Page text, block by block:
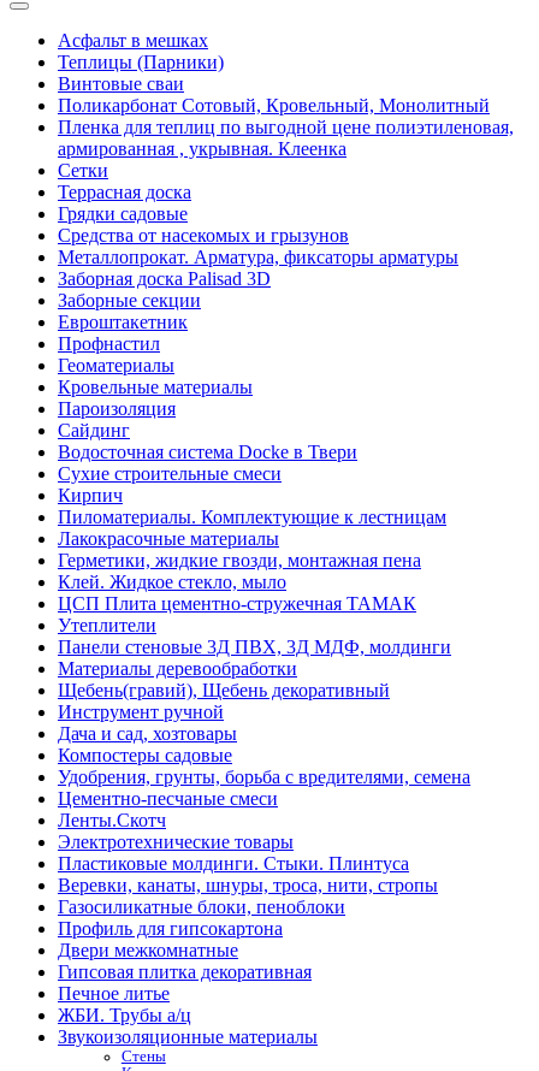
Асфальт в мешках
Теплицы (Парники)
Винтовые сваи
Поликарбонат Сотовый, Кровельный, Монолитный
Пленка для теплиц по выгодной цене полиэтиленовая,
армированная , укрывная. Клеенка
Сетки
Террасная доска
Грядки садовые
Средства от насекомых и грызунов
Металлопрокат. Арматура, фиксаторы арматуры
Заборная доска Palisad 3D
Заборные секции
Евроштакетник
Профнастил
Геоматериалы
Кровельные материалы
Пароизоляция
Сайдинг
Водосточная система Docke в Твери
Сухие строительные смеси
Кирпич
Пиломатериалы. Комплектующие к лестницам
Лакокрасочные материалы
Герметики, жидкие гвозди, монтажная пена
Клей. Жидкое стекло, мыло
ЦСП Плита цементно-стружечная ТАМАК
Утеплители
Панели стеновые 3Д ПВХ, 3Д МДФ, молдинги
Материалы деревообработки
Щебень(гравий), Щебень декоративный
Инструмент ручной
Дача и сад, хозтовары
Компостеры садовые
Удобрения, грунты, борьба с вредителями, семена
Цементно-песчаные смеси
Ленты.Скотч
Электротехнические товары
Пластиковые молдинги. Стыки. Плинтуса
Веревки, канаты, шнуры, троса, нити, стропы
Газосиликатные блоки, пеноблоки
Профиль для гипсокартона
Двери межкомнатные
Гипсовая плитка декоративная
Печное литье
ЖБИ. Трубы а/ц
Звукоизоляционные материалы
Стены